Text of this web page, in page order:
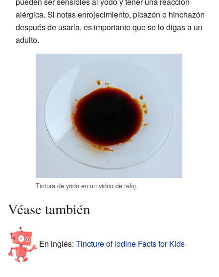
alérgica. Si notas enrojecimiento, picazón o hinchazón
después de usarla, es importante que se lo digas a un
adulto.
Tintura de yodo en un vidrio de reloj.
Véase también
En inglés: Tincture of iodine Facts for Kids